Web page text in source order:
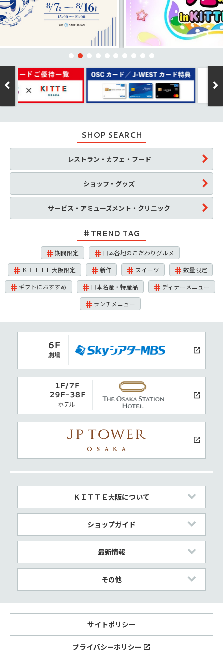
SHOP SEARCH
レストラン・カフェ・フード
ショップ・グッズ
サービス・アミューズメント・クリニック
TREND TAG
期間限定 日本各地のこだわりグルメ
ＫＩＴＴＥ大阪限定 新作 スイーツ 数量限定
ギフトにおすすめ 日本名産・特産品 ディナーメニュー
ランチメニュー
ＫＩＴＴＥ大阪について
ショップガイド
最新情報
その他
サイトポリシー
プライバシーポリシー